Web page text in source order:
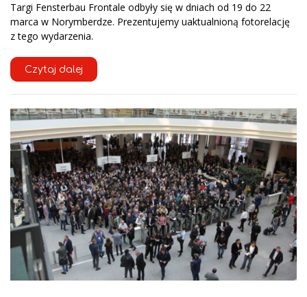
Targi Fensterbau Frontale odbyły się w dniach od 19 do 22
marca w Norymberdze. Prezentujemy uaktualnioną fotorelację
z tego wydarzenia.
Czytaj dalej